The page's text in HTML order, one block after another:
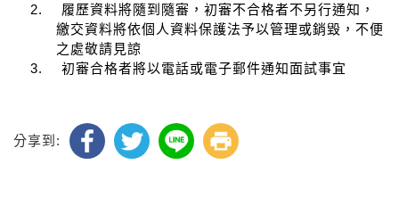
2.
履歷資料將隨到隨審，初審不合格者不另行通知，
繳交資料將依個人資料保護法予以管理或銷毀，不便
之處敬請見諒
3. 初審合格者將以電話或電子郵件通知面試事宜
分享到: